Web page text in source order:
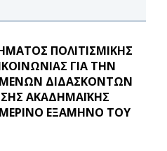
ΠΟΛΙΤΙΣΜΙΚΗΣ
ΓΙΑ ΤΗΝ
ΔΙΔΑΣΚΟΝΤΩΝ
ΑΚΑΔΗΜΑΪΚΗΣ
ΕΞΑΜΗΝΟ ΤΟΥ